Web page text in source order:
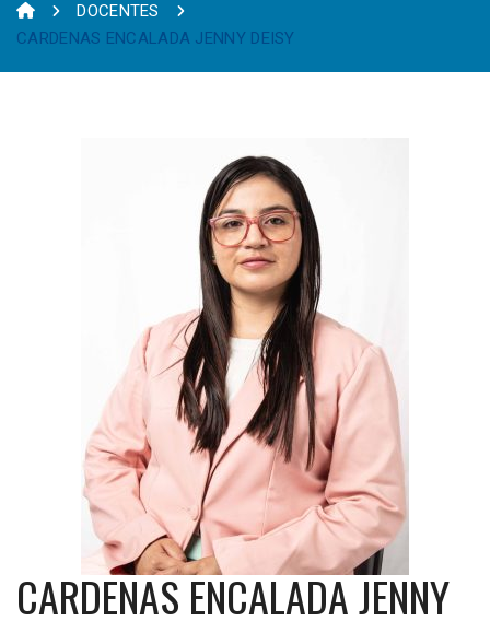
DOCENTES
CARDENAS ENCALADA JENNY DEISY
CARDENAS ENCALADA JENNY